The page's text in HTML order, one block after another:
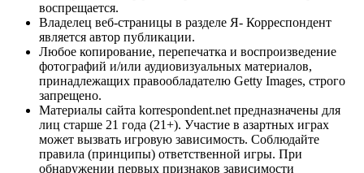
воспрещается.
Владелец веб-страницы в разделе Я- Корреспондент
является автор публикации.
Любое копирование, перепечатка и воспроизведение
фотографий и/или аудиовизуальных материалов,
принадлежащих правообладателю Getty Images, строго
запрещено.
Материалы сайта korrespondent.net предназначены для
лиц старше 21 года (21+). Участие в азартных играх
может вызвать игровую зависимость. Соблюдайте
правила (принципы) ответственной игры. При
обнаружении первых признаков зависимости